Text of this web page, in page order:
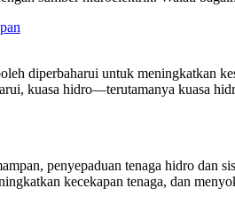
diperbaharui untuk meningkatkan
kuasa hidro—terutamanya kuasa
penyepaduan tenaga hidro dan
kecekapan tenaga, dan